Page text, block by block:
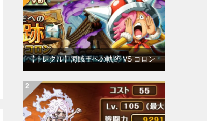
【トレクル】海賊王への軌跡 VS コロン